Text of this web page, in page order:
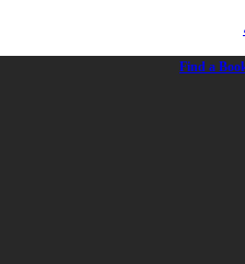
Find a